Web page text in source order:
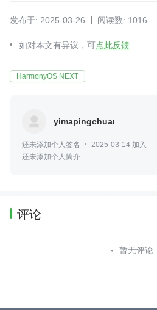
发布于: 2025-03-26 阅读数: 1016
如对本文有异议，可点此反馈
HarmonyOS NEXT
yimapingchuan
还未添加个人签名
2025-03-14 加入
还未添加个人简介
评论
暂无评论